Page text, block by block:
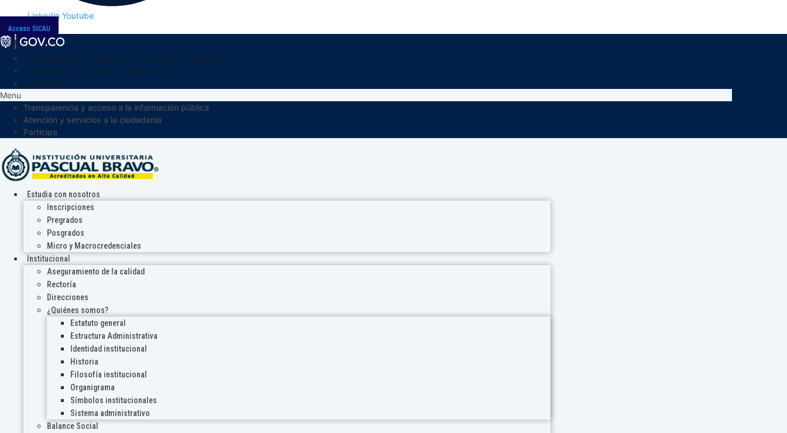
Linkedin Youtube
Acceso SICAU
Menu
Transparencia y acceso a la información pública
Atención y servicios a la ciudadanía
Participa
Estudia con nosotros
Inscripciones
Pregrados
Posgrados
Micro y Macrocredenciales
Institucional
Aseguramiento de la calidad
Rectoría
Direcciones
¿Quiénes somos?
Estatuto general
Estructura Administrativa
Identidad institucional
Historia
Filosofía institucional
Organigrama
Símbolos institucionales
Sistema administrativo
Balance Social